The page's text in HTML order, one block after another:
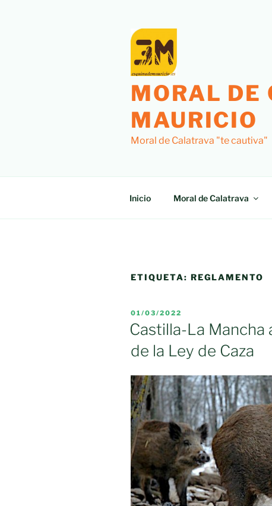
MORAL DE
MAURICIO
Moral de Calatrava "te cautiva"
Inicio Moral de Calatrava
ETIQUETA: REGLAMENTO
PUBLICADO
EL
01/03/2022
Castilla-La
de la Ley de Caza